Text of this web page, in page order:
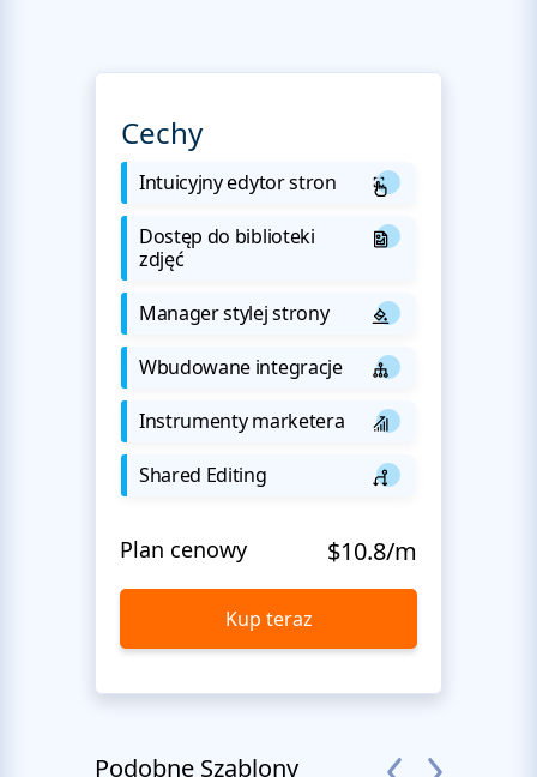
Cechy
Intuicyjny edytor stron
Dostęp do biblioteki
zdjęć
Manager stylej strony
Wbudowane integracje
Instrumenty marketera
Shared Editing
Plan cenowy $10.8/m
Kup teraz
Podobne Szablony